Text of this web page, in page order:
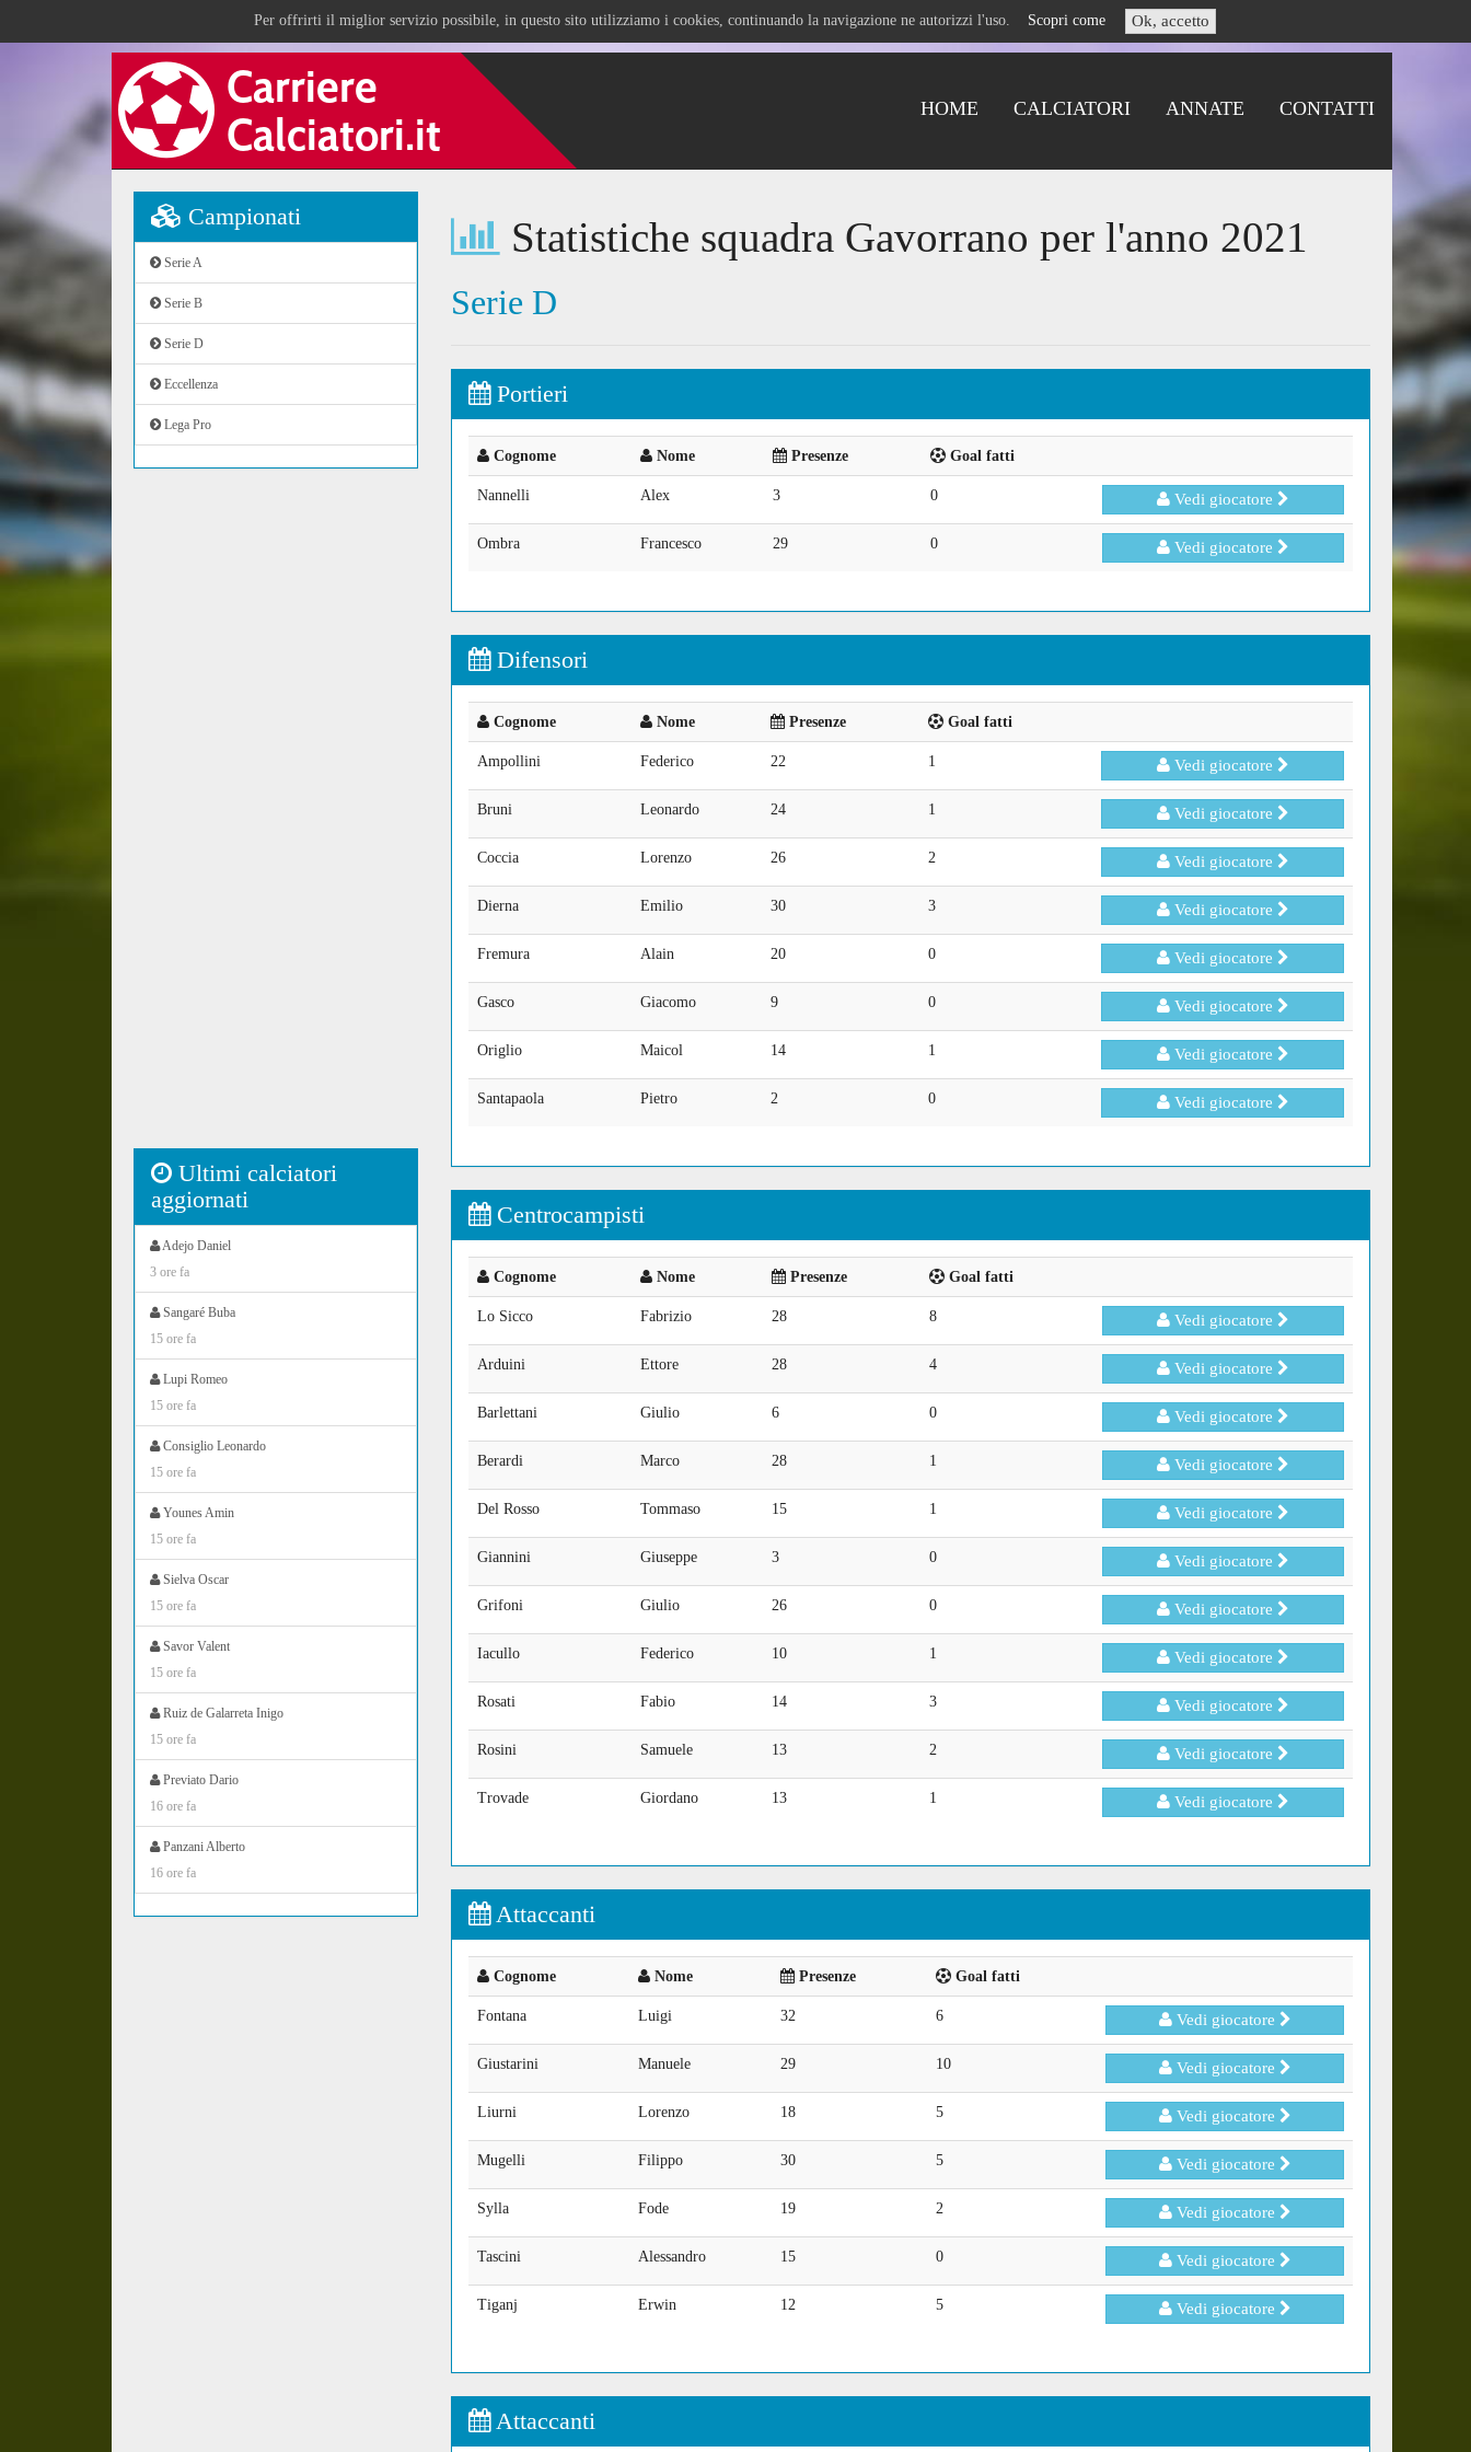
Per offrirti il miglior servizio possibile, in questo sito utilizziamo i cookies, continuando la navigazione ne autorizzi l'uso. Scopri come Ok, accetto
HOME CALCIATORI ANNATE CONTATTI
Campionati
Serie A
Serie B
Serie D
Eccellenza
Lega Pro
Ultimi calciatori
aggiornati
Adejo Daniel
3 ore fa
Sangaré Buba
15 ore fa
Lupi Romeo
15 ore fa
Consiglio Leonardo
15 ore fa
Younes Amin
15 ore fa
Sielva Oscar
15 ore fa
Savor Valent
15 ore fa
Ruiz de Galarreta Inigo
15 ore fa
Previato Dario
16 ore fa
Panzani Alberto
16 ore fa
Statistiche squadra Gavorrano per l'anno 2021
Serie D
Portieri
Cognome Nome Presenze Goal fatti
Nannelli Alex 3 0 Vedi giocatore
Ombra Francesco 29 0 Vedi giocatore
Difensori
Cognome Nome Presenze Goal fatti
Ampollini Federico 22 1 Vedi giocatore
Bruni Leonardo 24 1 Vedi giocatore
Coccia Lorenzo 26 2 Vedi giocatore
Dierna Emilio 30 3 Vedi giocatore
Fremura Alain 20 0 Vedi giocatore
Gasco Giacomo 9 0 Vedi giocatore
Origlio Maicol 14 1 Vedi giocatore
Santapaola Pietro 2 0 Vedi giocatore
Centrocampisti
Cognome Nome Presenze Goal fatti
Lo Sicco Fabrizio 28 8 Vedi giocatore
Arduini Ettore 28 4 Vedi giocatore
Barlettani Giulio 6 0 Vedi giocatore
Berardi Marco 28 1 Vedi giocatore
Del Rosso Tommaso 15 1 Vedi giocatore
Giannini Giuseppe 3 0 Vedi giocatore
Grifoni Giulio 26 0 Vedi giocatore
Iacullo Federico 10 1 Vedi giocatore
Rosati Fabio 14 3 Vedi giocatore
Rosini Samuele 13 2 Vedi giocatore
Trovade Giordano 13 1 Vedi giocatore
Attaccanti
Cognome Nome Presenze Goal fatti
Fontana Luigi 32 6 Vedi giocatore
Giustarini Manuele 29 10 Vedi giocatore
Liurni Lorenzo 18 5 Vedi giocatore
Mugelli Filippo 30 5 Vedi giocatore
Sylla Fode 19 2 Vedi giocatore
Tascini Alessandro 15 0 Vedi giocatore
Tiganj Erwin 12 5 Vedi giocatore
Attaccanti